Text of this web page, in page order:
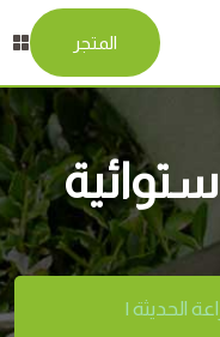
المتجر
الحديثة |